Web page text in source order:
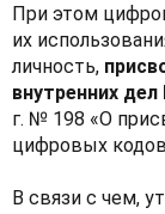
При этом
их
личность,
внутренних
г. № 198 «О
цифровых
В связи с чем,